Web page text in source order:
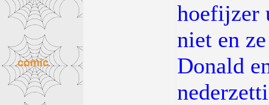
hoefijzer
niet en
Donald